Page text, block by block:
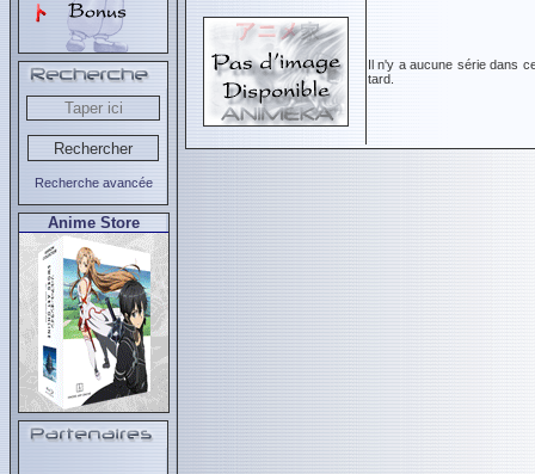
Recherche avancée
Anime Store
Il n'y a aucune série dans
tard.